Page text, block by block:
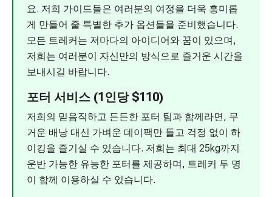
요. 저희 가이드들은 여러분의 여정을 더욱 흥미롭
게 만들어 줄 특별한 추가 옵션들을 준비했습니다.
모든 트레커는 저마다의 아이디어와 꿈이 있으며,
저희는 여러분이 자신만의 방식으로 즐거운 시간을
보내시길 바랍니다.
포터 서비스 (1인당 $110)
저희의 믿음직하고 든든한 포터 팀과 함께라면, 무
거운 배낭 대신 가벼운 데이팩만 들고 걱정 없이 하
이킹을 즐기실 수 있습니다. 저희는 최대 25kg까지
운반 가능한 유능한 포터를 제공하며, 트레커 두 명
이 함께 이용하실 수 있습니다.